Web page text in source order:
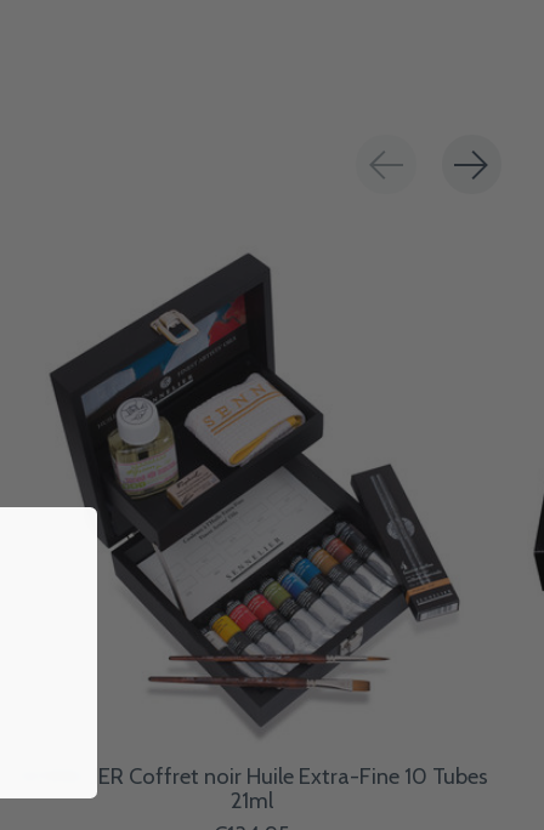
SENNELIER Coffret noir Huile Extra-Fine 10 Tubes
21ml